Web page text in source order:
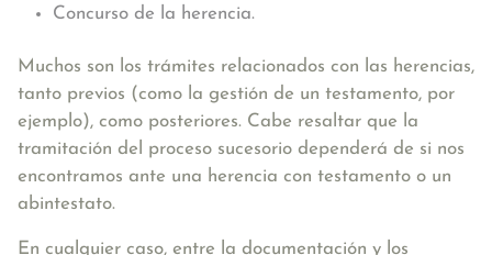
Concurso de la herencia.
Muchos son los trámites relacionados con las herencias,
tanto previos (como la gestión de un testamento, por
ejemplo), como posteriores. Cabe resaltar que la
tramitación del proceso sucesorio dependerá de si nos
encontramos ante una herencia con testamento o un
abintestato.
En cualquier caso, entre la documentación y los